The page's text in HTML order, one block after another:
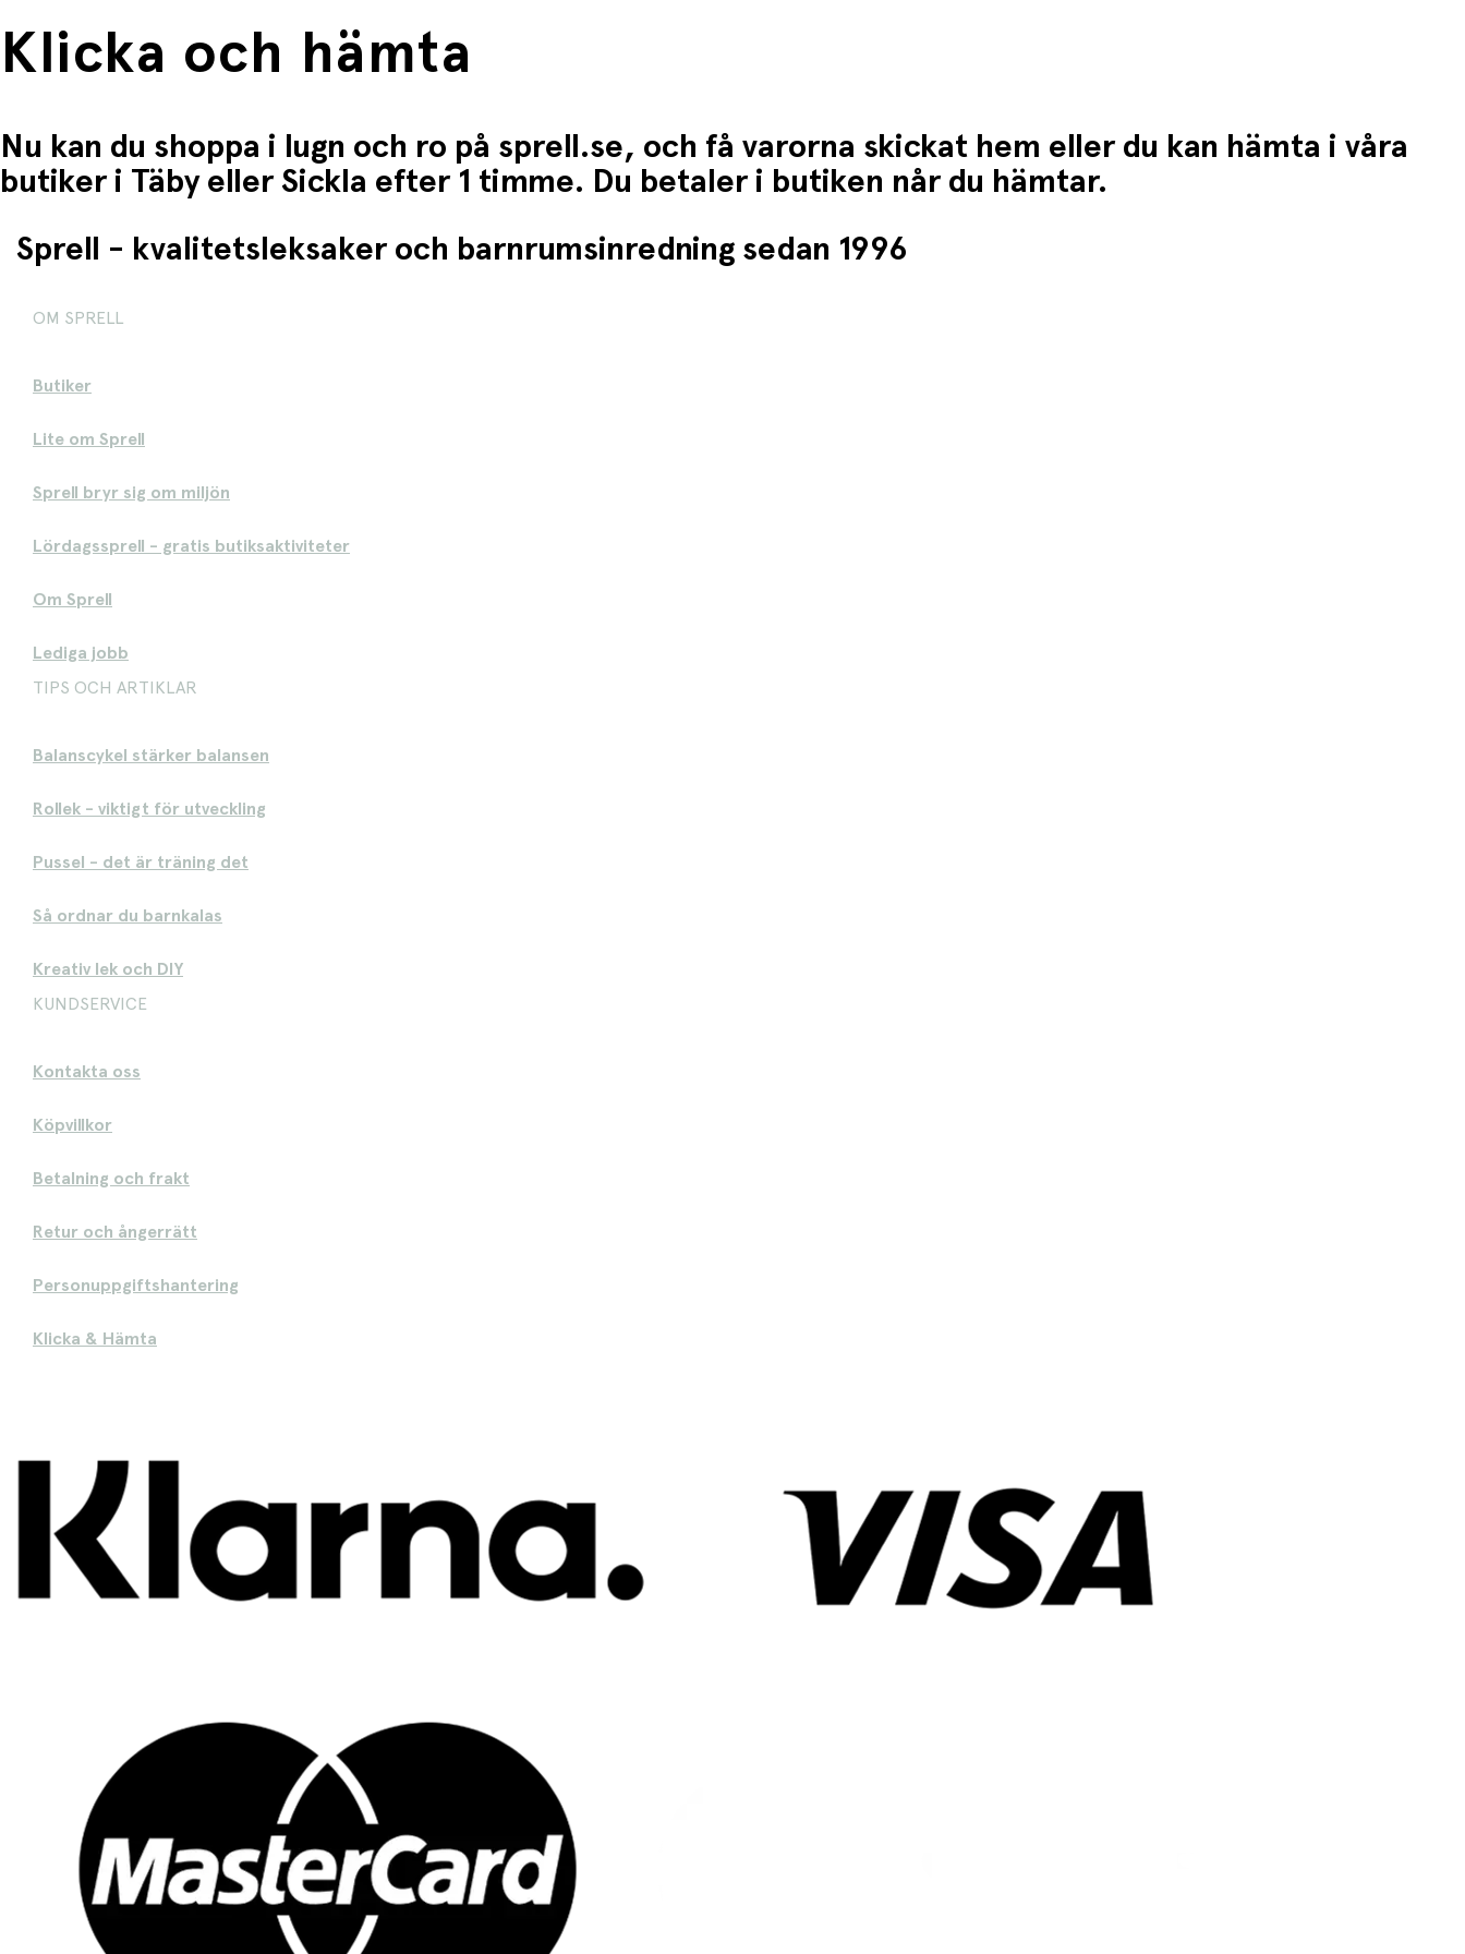
Klicka och hämta
Nu kan du shoppa i lugn och ro på sprell.se, och få varorna skickat hem eller du kan hämta i våra
butiker i Täby eller Sickla efter 1 timme. Du betaler i butiken når du hämtar.
Sprell - kvalitetsleksaker och barnrumsinredning sedan 1996
OM SPRELL
Butiker
Lite om Sprell
Sprell bryr sig om miljön
Lördagssprell - gratis butiksaktiviteter
Om Sprell
Lediga jobb
TIPS OCH ARTIKLAR
Balanscykel stärker balansen
Rollek - viktigt för utveckling
Pussel - det är träning det
Så ordnar du barnkalas
Kreativ lek och DIY
KUNDSERVICE
Kontakta oss
Köpvillkor
Betalning och frakt
Retur och ångerrätt
Personuppgiftshantering
Klicka & Hämta